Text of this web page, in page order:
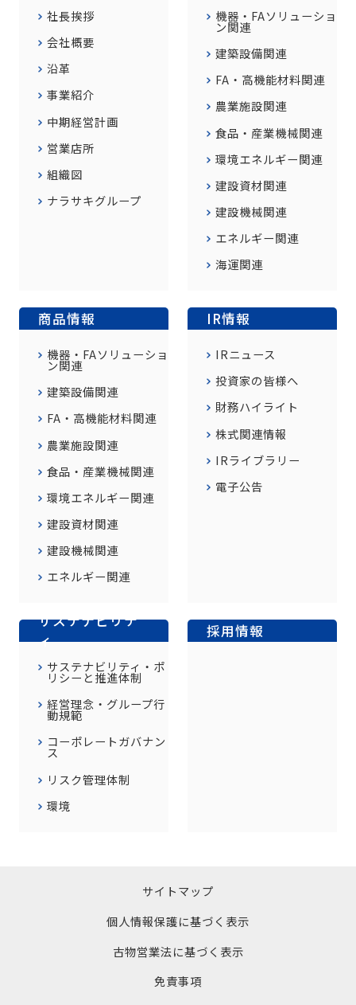
社長挨拶
会社概要
沿革
事業紹介
中期経営計画
営業店所
組織図
ナラサキグループ
機器・FAソリューショ
ン関連
建築設備関連
FA・高機能材料関連
農業施設関連
食品・産業機械関連
環境エネルギー関連
建設資材関連
建設機械関連
エネルギー関連
海運関連
商品情報
機器・FAソリューショ
ン関連
建築設備関連
FA・高機能材料関連
農業施設関連
食品・産業機械関連
環境エネルギー関連
建設資材関連
建設機械関連
エネルギー関連
IR情報
IRニュース
投資家の皆様へ
財務ハイライト
株式関連情報
IRライブラリー
電子公告
サステナビリテ
ィ
サステナビリティ・ポ
リシーと推進体制
経営理念・グループ行
動規範
コーポレートガバナン
ス
リスク管理体制
環境
採用情報
サイトマップ
個人情報保護に基づく表示
古物営業法に基づく表示
免責事項